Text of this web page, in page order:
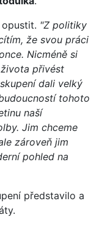
"Z politiky
že svou práci
Nicméně si
přivést
dali velký
tohoto
naší
Jim chceme
zároveň jim
pohled na
představilo a